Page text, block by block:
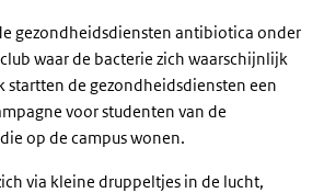
gezondheidsdiensten antibiotica onder
waar de bacterie zich waarschijnlijk
startten de gezondheidsdiensten een
voor studenten van de
op de campus wonen.
via kleine druppeltjes in de lucht,